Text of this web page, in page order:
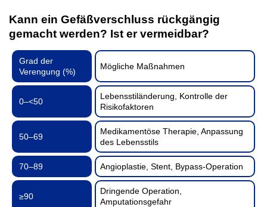
Kann ein Gefäßverschluss rückgängig
gemacht werden? Ist er vermeidbar?
Grad der
Verengung (%)
Mögliche Maßnahmen
0–<50
Lebensstiländerung, Kontrolle der
Risikofaktoren
50–69
Medikamentöse Therapie, Anpassung
des Lebensstils
70–89 Angioplastie, Stent, Bypass-Operation
≥90
Dringende Operation,
Amputationsgefahr